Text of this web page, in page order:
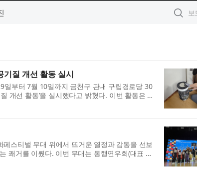
질 개선 활동 실시
일부터 7월 10일까지 금천구 관내 구립경로당 30
개선 활동’을 실시했다고 밝혔다. 이번 활동은 미
라 경로당을 ...
스티벌 무대 위에서 뜨거운 열정과 감동을 선보
쾌거를 이뤘다. 이번 무대는 동행연우회(대표 김
천구 우리동...